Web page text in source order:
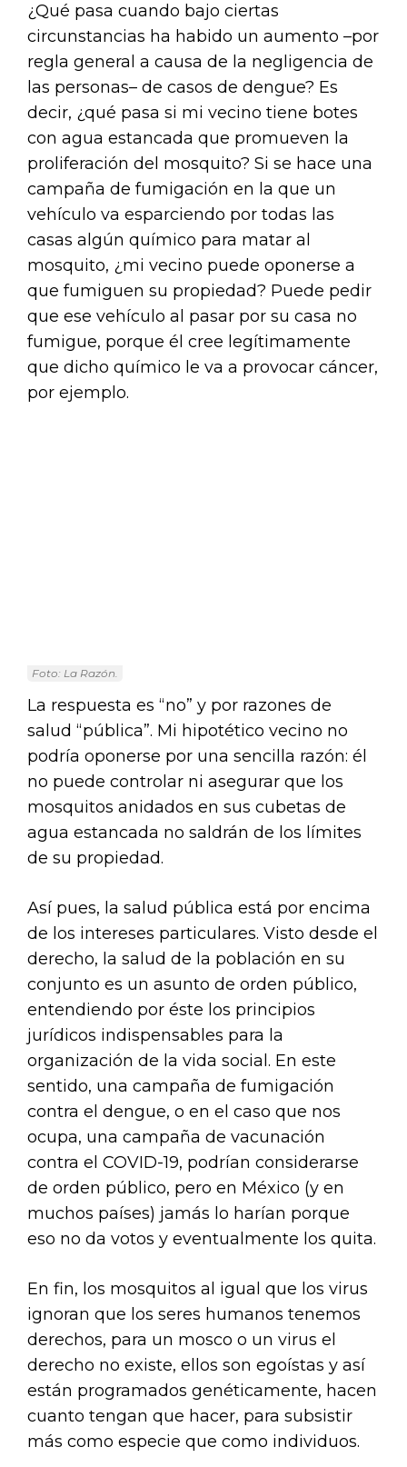
¿Qué pasa cuando bajo ciertas
circunstancias ha habido un aumento –por
regla general a causa de la negligencia de
las personas– de casos de dengue? Es
decir, ¿qué pasa si mi vecino tiene botes
con agua estancada que promueven la
proliferación del mosquito? Si se hace una
campaña de fumigación en la que un
vehículo va esparciendo por todas las
casas algún químico para matar al
mosquito, ¿mi vecino puede oponerse a
que fumiguen su propiedad? Puede pedir
que ese vehículo al pasar por su casa no
fumigue, porque él cree legítimamente
que dicho químico le va a provocar cáncer,
por ejemplo.
Foto: La Razón.
La respuesta es “no” y por razones de
salud “pública”. Mi hipotético vecino no
podría oponerse por una sencilla razón: él
no puede controlar ni asegurar que los
mosquitos anidados en sus cubetas de
agua estancada no saldrán de los límites
de su propiedad.
Así pues, la salud pública está por encima
de los intereses particulares. Visto desde el
derecho, la salud de la población en su
conjunto es un asunto de orden público,
entendiendo por éste los principios
jurídicos indispensables para la
organización de la vida social. En este
sentido, una campaña de fumigación
contra el dengue, o en el caso que nos
ocupa, una campaña de vacunación
contra el COVID-19, podrían considerarse
de orden público, pero en México (y en
muchos países) jamás lo harían porque
eso no da votos y eventualmente los quita.
En fin, los mosquitos al igual que los virus
ignoran que los seres humanos tenemos
derechos, para un mosco o un virus el
derecho no existe, ellos son egoístas y así
están programados genéticamente, hacen
cuanto tengan que hacer, para subsistir
más como especie que como individuos.